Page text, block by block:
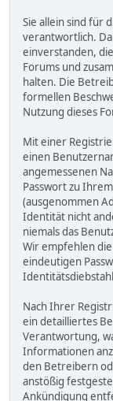
Sie allein sind für
verantwortlich.
einverstanden,
Forums und
halten. Die
formellen
Nutzung dieses
Mit einer
einen
angemessenen
Passwort zu
(ausgenommen
Identität nicht
niemals das
Wir empfehlen
eindeutigen
Nach Ihrer
ein detailliertes
Verantwortung,
Informationen
den Betreibern
anstößig
Ankündigung